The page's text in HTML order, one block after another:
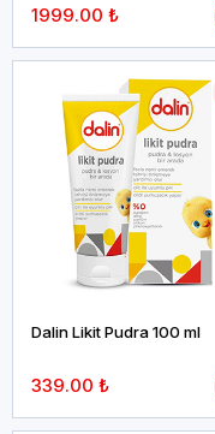
1999.00 ₺
Dalin Likit Pudra 100 ml
339.00 ₺